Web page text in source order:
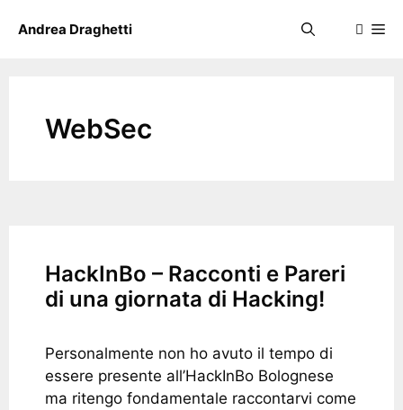
Andrea Draghetti
WebSec
HackInBo – Racconti e Pareri
di una giornata di Hacking!
Personalmente non ho avuto il tempo di
essere presente all’HackInBo Bolognese
ma ritengo fondamentale raccontarvi come